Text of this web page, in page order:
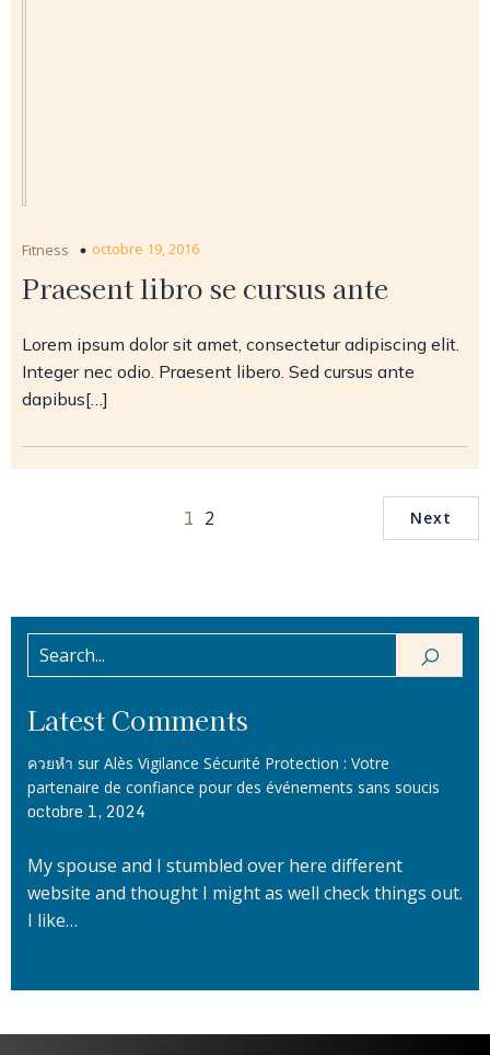
Fitness octobre 19, 2016
Praesent libro se cursus ante
Lorem ipsum dolor sit amet, consectetur adipiscing elit.
Integer nec odio. Praesent libero. Sed cursus ante
dapibus[…]
1 2 Next
Latest Comments
ควยหำ sur Alès Vigilance Sécurité Protection : Votre
partenaire de confiance pour des événements sans soucis
octobre 1, 2024
My spouse and I stumbled over here different
website and thought I might as well check things out.
I like…